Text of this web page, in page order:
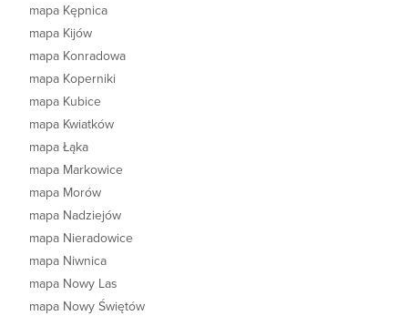
mapa Kępnica
mapa Kijów
mapa Konradowa
mapa Koperniki
mapa Kubice
mapa Kwiatków
mapa Łąka
mapa Markowice
mapa Morów
mapa Nadziejów
mapa Nieradowice
mapa Niwnica
mapa Nowy Las
mapa Nowy Świętów